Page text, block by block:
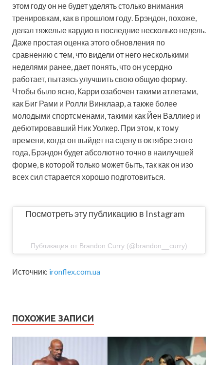
этом году он не будет уделять столько внимания
тренировкам, как в прошлом году. Брэндон, похоже,
делал тяжелые кардио в последние несколько недель.
Даже простая оценка этого обновления по
сравнению с тем, что видели от него несколькими
неделями ранее, дает понять, что он усердно
работает, пытаясь улучшить свою общую форму.
Чтобы было ясно, Карри озабочен такими атлетами,
как Биг Рами и Ролли Винклаар, а также более
молодыми спортсменами, такими как Йен Валлиер и
дебютировавший Ник Уолкер. При этом, к тому
времени, когда он выйдет на сцену в октябре этого
года, Брэндон будет абсолютно точно в наилучшей
форме, в которой только может быть, так как он изо
всех сил старается хорошо подготовиться.
Посмотреть эту публикацию в Instagram
Публикация от Brandon Curry (@brandon__curry)
Источник: ironflex.com.ua
ПОХОЖИЕ ЗАПИСИ